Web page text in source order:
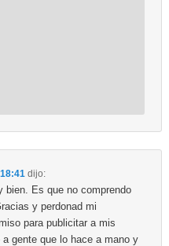
dijo:
bien. Es que no comprendo
y perdonad mi
para publicitar a mis
gente que lo hace a mano y